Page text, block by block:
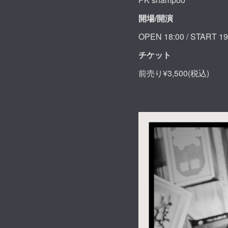
開場/開演
OPEN 18:00 / START
チケット
前売り¥3,500(税込)